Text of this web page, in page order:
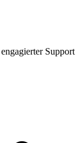
Support